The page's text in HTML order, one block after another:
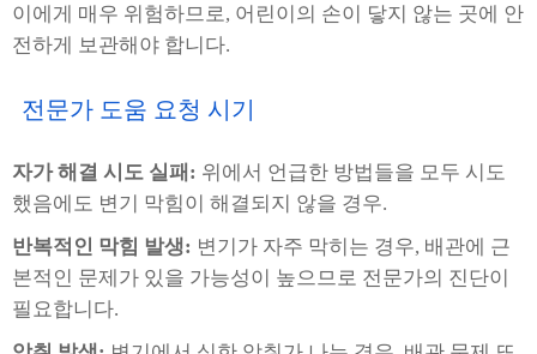
이에게 매우 위험하므로, 어린이의 손이 닿지 않는 곳에 안
전하게 보관해야 합니다.
전문가 도움 요청 시기
자가 해결 시도 실패: 위에서 언급한 방법들을 모두 시도
했음에도 변기 막힘이 해결되지 않을 경우.
반복적인 막힘 발생: 변기가 자주 막히는 경우, 배관에 근
본적인 문제가 있을 가능성이 높으므로 전문가의 진단이
필요합니다.